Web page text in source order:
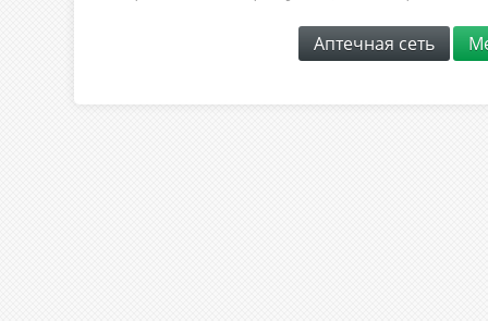
Аптечная сеть